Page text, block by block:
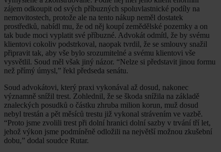
zájem odkoupit od svých příbuzných spoluvlastnické podíly na
nemovitostech, protože ale na tento nákup neměl dostatek
prostředků, nabídl mu, že od něj koupí zemědělské pozemky a on
tak bude moci vyplatit své příbuzné. Advokát odmítl, že by svému
klientovi cokoliv podstrkoval, naopak tvrdil, že se smlouvy snažil
připravit tak, aby vše bylo srozumitelné a svému klientovi vše
vysvětlil. Soud měl však jiný názor. “Nelze si představit jinou formu
než přímý úmysl,” řekl předseda senátu.
Soud advokátovi, který praxi vykonával až dosud, nakonec
významně snížil trest. Zohlednil, že se škoda snížila na základě
znaleckých posudků o částku zhruba milion korun, muž dosud
nebyl trestán a pět měsíců trestu již vykonal strávením ve vazbě.
“Proto jsme zvolili trest při dolní hranici dolní sazby v trvání tří let,
jehož výkon jsme podmíněně odložili na největší možnou zkušební
dobu,” dodal soudce Rutar.